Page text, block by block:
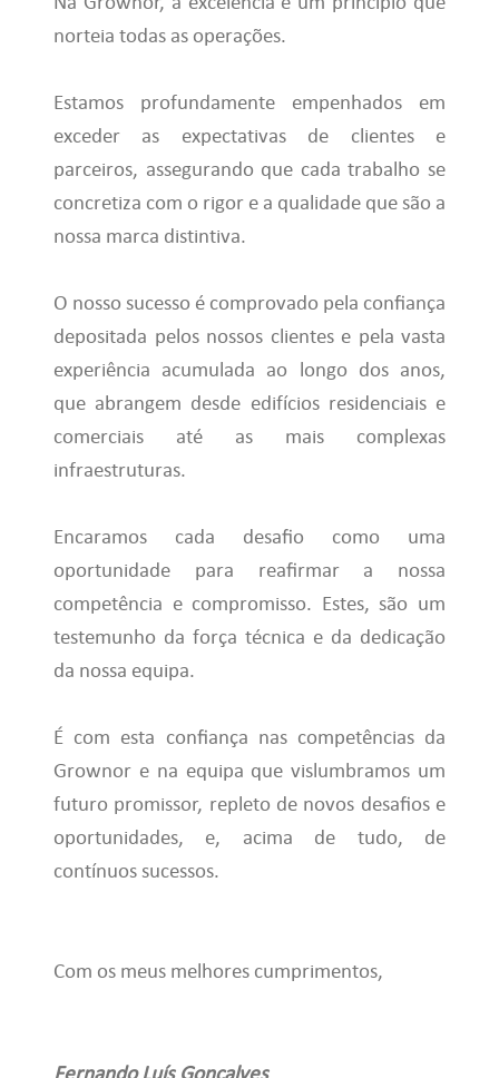
norteia todas as operações.
Estamos profundamente empenhados em
exceder as expectativas de clientes e
parceiros, assegurando que cada trabalho se
concretiza com o rigor e a qualidade que são a
nossa marca distintiva.
O nosso sucesso é comprovado pela confiança
depositada pelos nossos clientes e pela vasta
experiência acumulada ao longo dos anos,
que abrangem desde edifícios residenciais e
comerciais até as mais complexas
infraestruturas.
Encaramos cada desafio como uma
oportunidade para reafirmar a nossa
competência e compromisso. Estes, são um
testemunho da força técnica e da dedicação
da nossa equipa.
É com esta confiança nas competências da
Grownor e na equipa que vislumbramos um
futuro promissor, repleto de novos desafios e
oportunidades, e, acima de tudo, de
contínuos sucessos.
Com os meus melhores cumprimentos,
Fernando Luís Gonçalves